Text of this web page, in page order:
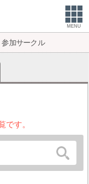
MENU
参加サークル
です。